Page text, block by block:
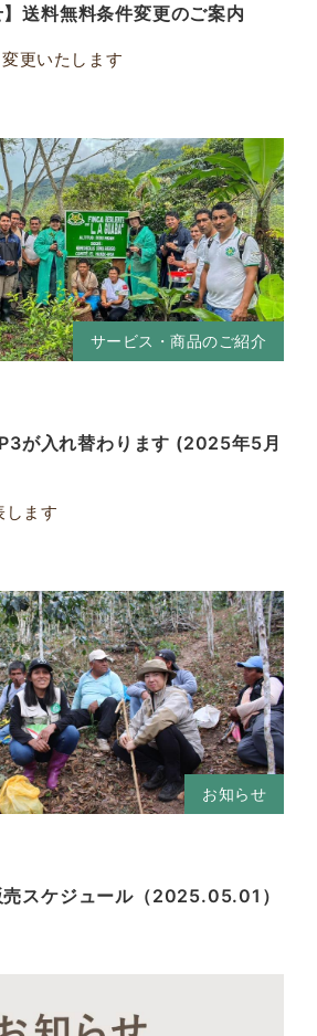
】送料無料条件変更のご案内
更いたします
サービス・商品のご紹介
が入れ替わります (2025年5月
します
お知らせ
スケジュール（2025.05.01）